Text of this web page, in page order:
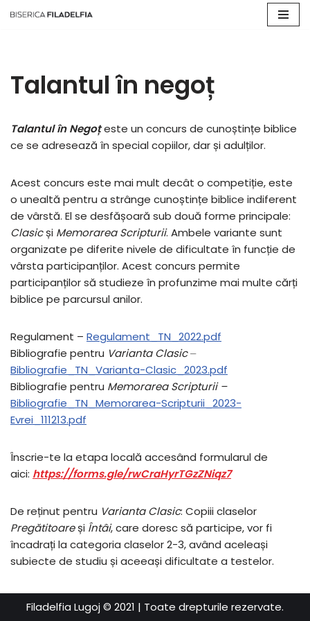
Talantul în negoț
Talantul în Negoțeste un concurs de cunoștințe biblice
ce se adresează în special copiilor, dar și adulților.
Acest concurs este mai mult decât o competiție, este
o unealtă pentru a strânge cunoștințe biblice indiferent
de vârstă. El se desfășoară sub două forme principale:
Clasicși Memorarea Scripturii. Ambele variante sunt
organizate pe diferite nivele de dificultate în funcție de
vârsta participanților. Acest concurs permite
participanților să studieze în profunzime mai multe cărți
biblice pe parcursul anilor.
Regulament – Regulament_TN_2022.pdf
Bibliografie pentru Varianta Clasic–
Bibliografie_TN_Varianta-Clasic_2023.pdf
Bibliografie pentru Memorarea Scripturii –
Bibliografie_TN_Memorarea-Scripturii_2023-
Evrei_111213.pdf
Înscrie-te la etapa locală accesând formularul de
aici: https://forms.gle/rwCraHyrTGzZNiqz7
De reținut pentru Varianta Clasic: Copiii claselor
Pregătitoareși Întâi, care doresc să participe, vor fi
încadrați la categoria claselor 2-3, având aceleași
subiecte de studiu și aceeași dificultate a testelor.
Filadelfia Lugoj© 2021 | Toate drepturile rezervate.